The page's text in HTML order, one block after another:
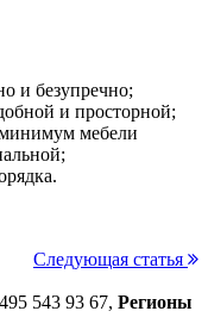
и безупречно;
и просторной;
мебели
Следующая статья
543 93 67, Регионы